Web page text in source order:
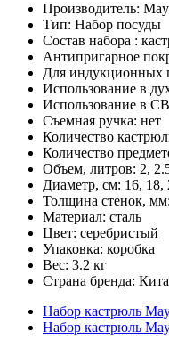
Производитель:
Тип: Набор посуды
Состав набора :
Антипригарное
Для индукционных
Использование в
Использование в
Съемная ручка: нет
Количество
Количество
Объем, литров: 2,
Диаметр, см: 16, 18,
Толщина стенок,
Материал: сталь
Цвет: серебристый
Упаковка: коробка
Вес: 3.2 кг
Страна бренда:
Набор кастрюль
Набор кастрюль